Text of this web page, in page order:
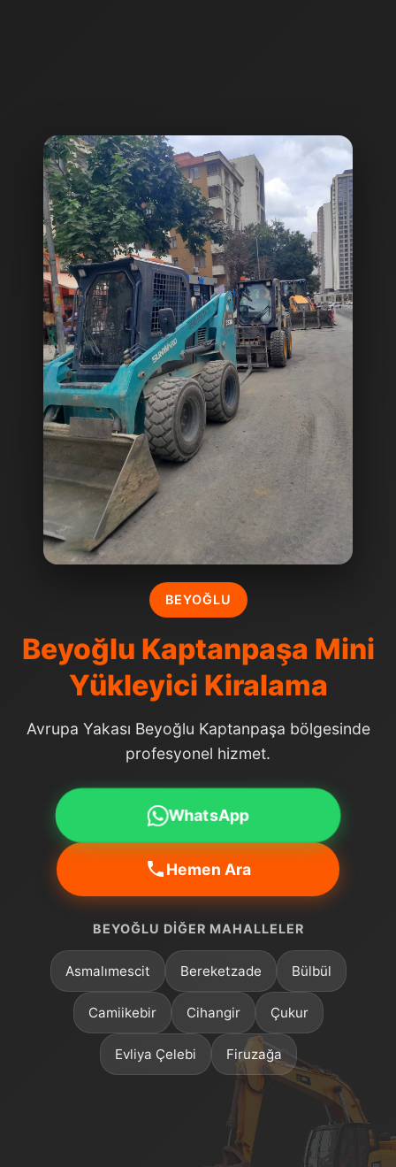
BEYOĞLU
Beyoğlu Kaptanpaşa Mini
Yükleyici Kiralama
Avrupa Yakası Beyoğlu Kaptanpaşa bölgesinde
profesyonel hizmet.
WhatsApp
Hemen Ara
BEYOĞLU DIĞER MAHALLELER
Asmalımescit Bereketzade Bülbül
Camiikebir Cihangir Çukur
Evliya Çelebi Firuzağa